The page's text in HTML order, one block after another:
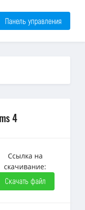
Панель управления
4
Ссылка на
скачивание:
Скачать файл